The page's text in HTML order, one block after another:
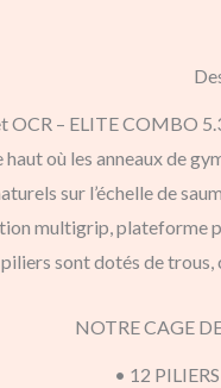
– ELITE COMBO
où les anneaux de
sur l’échelle de
multigrip, plateforme
piliers sont dotés de trous,
NOTRE CAGE
• 12